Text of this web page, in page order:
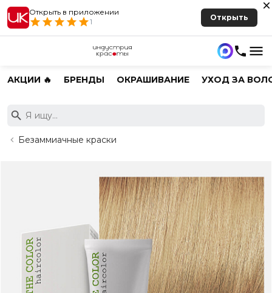
Открыть в приложении
1
Открыть
АКЦИИ 🔥 БРЕНДЫ ОКРАШИВАНИЕ УХОД ЗА
Безаммиачные краски